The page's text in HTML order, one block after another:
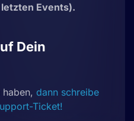
Events).
Dein
dann schreibe
Ticket!